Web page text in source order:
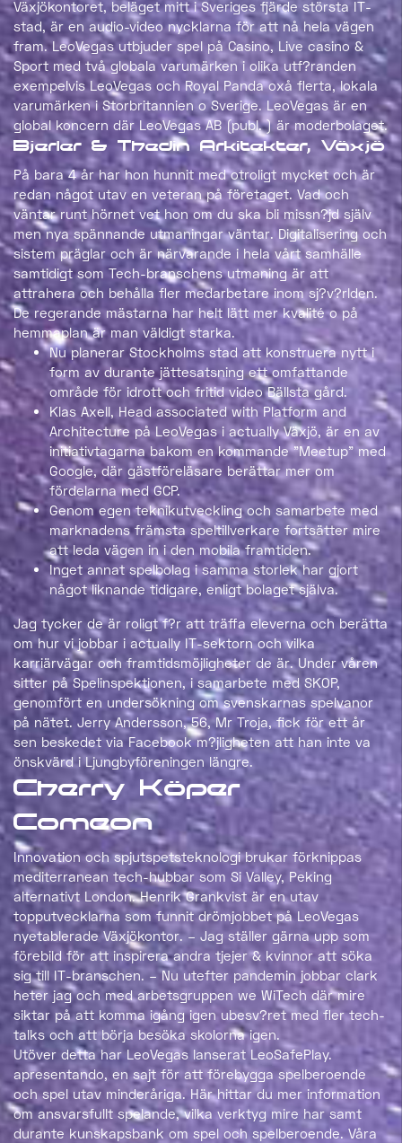
Växjökontoret, beläget mitt i Sveriges fjärde största IT-
stad, är en audio-video nycklarna för att nå hela vägen
fram. LeoVegas utbjuder spel på Casino, Live casino &
Sport med två globala varumärken i olika utf?randen
exempelvis LeoVegas och Royal Panda oxå flerta, lokala
varumärken i Storbritannien o Sverige. LeoVegas är en
global koncern där LeoVegas AB (publ. ) är moderbolaget.
Bjerler & Thedin Arkitekter, Växjö
På bara 4 år har hon hunnit med otroligt mycket och är
redan något utav en veteran på företaget. Vad och
väntar runt hörnet vet hon om du ska bli missn?jd själv
men nya spännande utmaningar väntar. Digitalisering och
sistem präglar och är närvarande i hela vårt samhälle
samtidigt som Tech-branschens utmaning är att
attrahera och behålla fler medarbetare inom sj?v?rlden.
De regerande mästarna har helt lätt mer kvalité o på
hemmaplan är man väldigt starka.
Nu planerar Stockholms stad att konstruera nytt i
form av durante jättesatsning ett omfattande
område för idrott och fritid video Bällsta gård.
Klas Axell, Head associated with Platform and
Architecture på LeoVegas i actually Växjö, är en av
initiativtagarna bakom en kommande ”Meetup” med
Google, där gästföreläsare berättar mer om
fördelarna med GCP.
Genom egen teknikutveckling och samarbete med
marknadens främsta speltillverkare fortsätter mire
att leda vägen in i den mobila framtiden.
Inget annat spelbolag i samma storlek har gjort
något liknande tidigare, enligt bolaget själva.
Jag tycker de är roligt f?r att träffa eleverna och berätta
om hur vi jobbar i actually IT-sektorn och vilka
karriärvägar och framtidsmöjligheter de är. Under våren
sitter på Spelinspektionen, i samarbete med SKOP,
genomfört en undersökning om svenskarnas spelvanor
på nätet. Jerry Andersson, 56, Mr Troja, fick för ett år
sen beskedet via Facebook m?jligheten att han inte va
önskvärd i Ljungbyföreningen längre.
Cherry Köper
Comeon
Innovation och spjutspetsteknologi brukar förknippas
mediterranean tech-hubbar som Si Valley, Peking
alternativt London. Henrik Grankvist är en utav
topputvecklarna som funnit drömjobbet på LeoVegas
nyetablerade Växjökontor. – Jag ställer gärna upp som
förebild för att inspirera andra tjejer & kvinnor att söka
sig till IT-branschen. – Nu utefter pandemin jobbar clark
heter jag och med arbetsgruppen we WiTech där mire
siktar på att komma igång igen ubesv?ret med fler tech-
talks och att börja besöka skolorna igen.
Utöver detta har LeoVegas lanserat LeoSafePlay.
apresentando, en sajt för att förebygga spelberoende
och spel utav minderåriga. Här hittar du mer information
om ansvarsfullt spelande, vilka verktyg mire har samt
durante kunskapsbank om spel och spelberoende. Våra